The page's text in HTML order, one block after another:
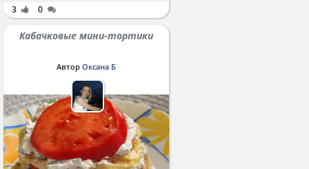
3 0
Кабачковые мини-тортики
Автор Оксана Б